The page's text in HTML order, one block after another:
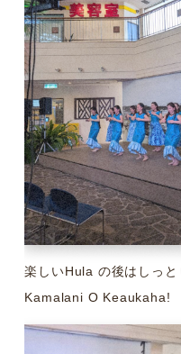
楽しいHula の後はしっ
Kamalani O Keaukaha!